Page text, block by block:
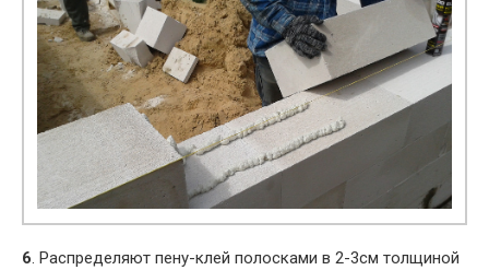
6. Распределяют пену-клей полосками в 2-3см толщиной